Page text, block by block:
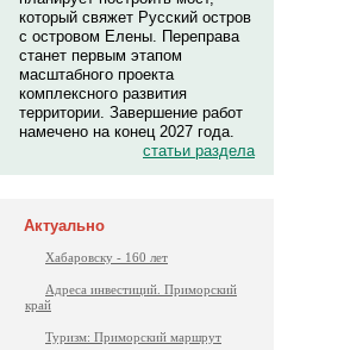
который свяжет Русский остров
с островом Елены. Переправа
станет первым этапом
масштабного проекта
комплексного развития
территории. Завершение работ
намечено на конец 2027 года.
статьи раздела
Актуально
Хабаровску - 160 лет
Адреса инвестиций. Приморский
край
Туризм: Приморский маршрут